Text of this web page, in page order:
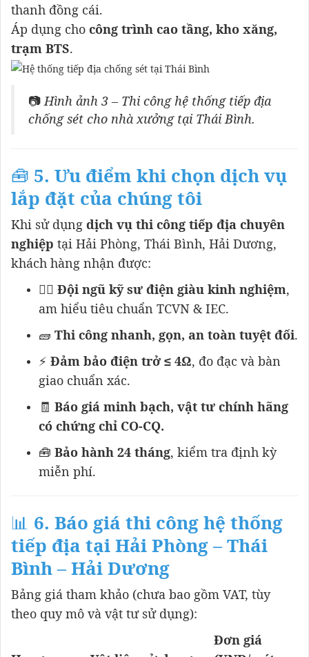
thanh đồng cái.
Áp dụng cho công trình cao tầng, kho xăng,
trạm BTS.
📷 Hình ảnh 3 – Thi công hệ thống tiếp địa
chống sét cho nhà xưởng tại Thái Bình.
🧰 5. Ưu điểm khi chọn dịch vụ
lắp đặt của chúng tôi
Khi sử dụng dịch vụ thi công tiếp địa chuyên
nghiệp tại Hải Phòng, Thái Bình, Hải Dương,
khách hàng nhận được:
👷‍♂️ Đội ngũ kỹ sư điện giàu kinh nghiệm,
am hiểu tiêu chuẩn TCVN & IEC.
🧱 Thi công nhanh, gọn, an toàn tuyệt đối.
⚡ Đảm bảo điện trở ≤ 4Ω, đo đạc và bàn
giao chuẩn xác.
🧾 Báo giá minh bạch, vật tư chính hãng
có chứng chỉ CO-CQ.
🧰 Bảo hành 24 tháng, kiểm tra định kỳ
miễn phí.
📊 6. Báo giá thi công hệ thống
tiếp địa tại Hải Phòng – Thái
Bình – Hải Dương
Bảng giá tham khảo (chưa bao gồm VAT, tùy
theo quy mô và vật tư sử dụng):
Đơn giá